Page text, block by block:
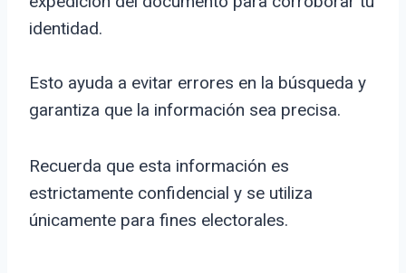
identidad.
Esto ayuda a evitar errores en la búsqueda y
garantiza que la información sea precisa.
Recuerda que esta información es
estrictamente confidencial y se utiliza
únicamente para fines electorales.